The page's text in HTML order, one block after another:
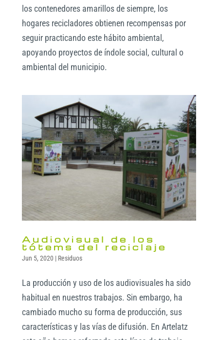
los contenedores amarillos de siempre, los
hogares recicladores obtienen recompensas por
seguir practicando este hábito ambiental,
apoyando proyectos de índole social, cultural o
ambiental del municipio.
Audiovisual de los
tótems del reciclaje
Jun 5, 2020 | Residuos
La producción y uso de los audiovisuales ha sido
habitual en nuestros trabajos. Sin embargo, ha
cambiado mucho su forma de producción, sus
características y las vías de difusión. En Artelatz